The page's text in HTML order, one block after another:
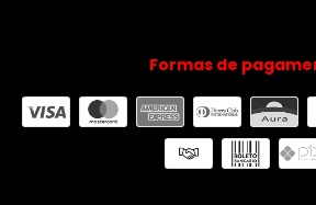
Formas de